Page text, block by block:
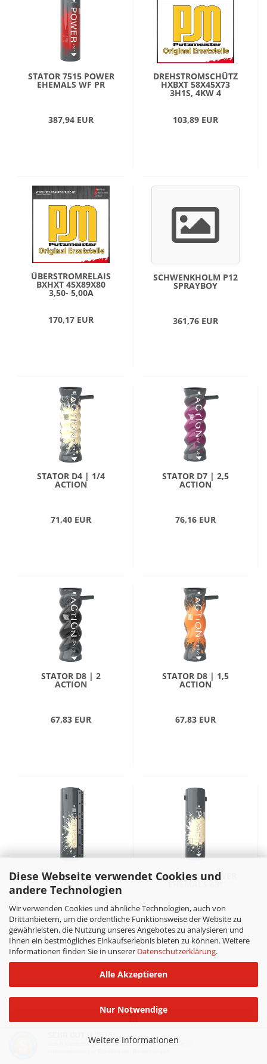
Diese Webseite verwendet Cookies und
andere Technologien
Wir verwenden Cookies und ähnliche Technologien, auch von
Drittanbietern, um die ordentliche Funktionsweise der Website zu
gewährleisten, die Nutzung unseres Angebotes zu analysieren und
Ihnen ein bestmögliches Einkaufserlebnis bieten zu können. Weitere
Informationen finden Sie in unserer Datenschutzerklärung.
Alle Akzeptieren
Nur Notwendige
Weitere Informationen
STATOR 7515 POWER
EHEMALS WF PR
387,94 EUR
DREHSTROMSCHÜTZ
HXBXT 58X45X73
3H1S, 4KW 4
103,89 EUR
ÜBERSTROMRELAIS
BXHXT 45X89X80
3,50- 5,00A
170,17 EUR
SCHWENKHOLM P12
SPRAYBOY
361,76 EUR
STATOR D4 | 1/4
ACTION
71,40 EUR
STATOR D7 | 2,5
ACTION
76,16 EUR
STATOR D8 | 2
ACTION
67,83 EUR
STATOR D8 | 1,5
ACTION
67,83 EUR
STATOR 2L8
CONTROL
539,07 EUR
STATOR 2L8 POWER
EHEMALS 63°
497,42 EUR
(4.85 / 5)
Bewertungen bei: amazon.de, shopvote.de ⓘ